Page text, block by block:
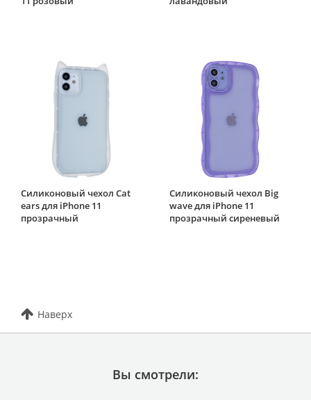
Силиконовый чехол Cat
ears для iPhone 11
прозрачный
Силиконовый чехол Big
wave для iPhone 11
прозрачный сиреневый
Наверх
Вы смотрели: